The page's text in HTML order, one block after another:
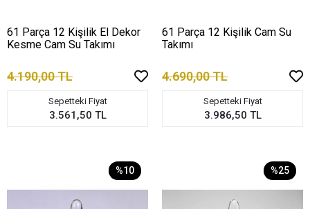
61 Parça 12 Kişilik El Dekor
Kesme Cam Su Takımı
4.190,00 TL
Sepetteki Fiyat
3.561,50 TL
61 Parça 12 Kişilik Cam Su
Takımı
4.690,00 TL
Sepetteki Fiyat
3.986,50 TL
%10 %25